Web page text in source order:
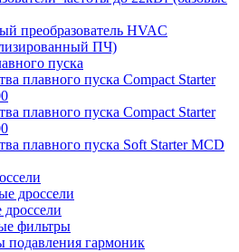
преобразователь HVAC
ПЧ)
пуска
плавного пуска Compact Starter
плавного пуска Compact Starter
плавного пуска Soft Starter MCD
дроссели
фильтры
подавления гармоник